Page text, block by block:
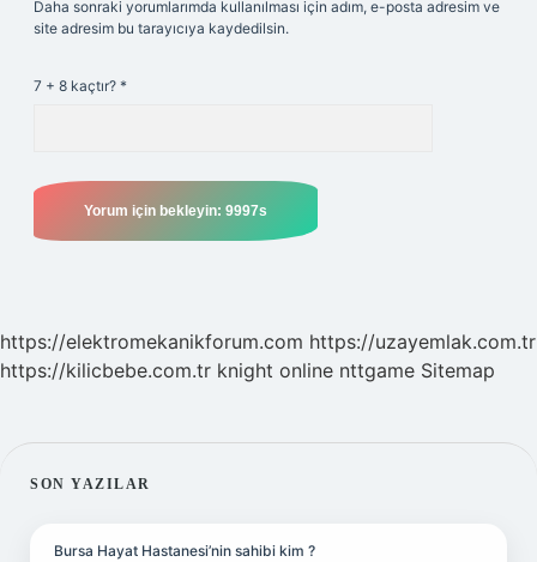
Daha sonraki yorumlarımda kullanılması için adım, e-posta adresim ve
site adresim bu tarayıcıya kaydedilsin.
7 + 8 kaçtır? *
https://elektromekanikforum.com https://uzayemlak.com.tr
https://kilicbebe.com.tr knight online nttgame Sitemap
SIDEBAR
SON YAZILAR
Bursa Hayat Hastanesi’nin sahibi kim ?